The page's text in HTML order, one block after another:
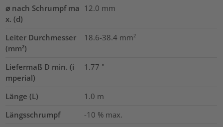
⌀ nach Schrumpf ma
x. (d)
12.0 mm
Leiter Durchmesser
(mm²)
18.6-38.4 mm²
Liefermaß D min. (i
mperial)
1.77 "
Länge (L) 1.0 m
Längsschrumpf
-10 % max.